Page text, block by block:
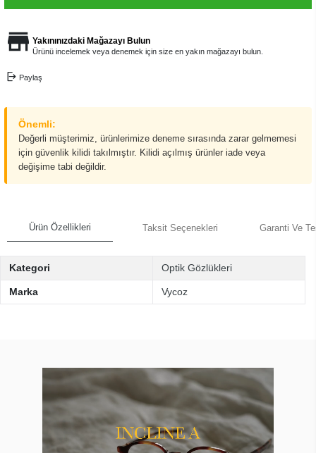
Yakınınızdaki Mağazayı Bulun
Ürünü incelemek veya denemek için size en yakın mağazayı bulun.
Paylaş
Önemli:
Değerli müşterimiz, ürünlerimize deneme sırasında zarar gelmemesi
için güvenlik kilidi takılmıştır. Kilidi açılmış ürünler iade veya
değişime tabi değildir.
Ürün Özellikleri Taksit Seçenekleri Garanti Ve
Kategori Optik Gözlükleri
Marka Vycoz